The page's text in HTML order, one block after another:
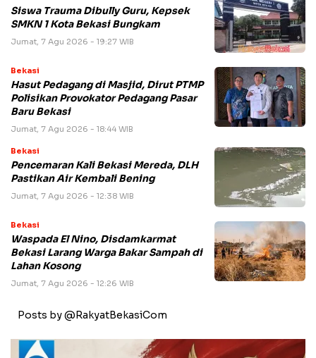
Siswa Trauma Dibully Guru, Kepsek
SMKN 1 Kota Bekasi Bungkam
Jumat, 7 Agu 2026 - 19:27 WIB
Bekasi
Hasut Pedagang di Masjid, Dirut PTMP
Polisikan Provokator Pedagang Pasar
Baru Bekasi
Jumat, 7 Agu 2026 - 18:44 WIB
Bekasi
Pencemaran Kali Bekasi Mereda, DLH
Pastikan Air Kembali Bening
Jumat, 7 Agu 2026 - 12:38 WIB
Bekasi
Waspada El Nino, Disdamkarmat
Bekasi Larang Warga Bakar Sampah di
Lahan Kosong
Jumat, 7 Agu 2026 - 12:26 WIB
Posts by @RakyatBekasiCom